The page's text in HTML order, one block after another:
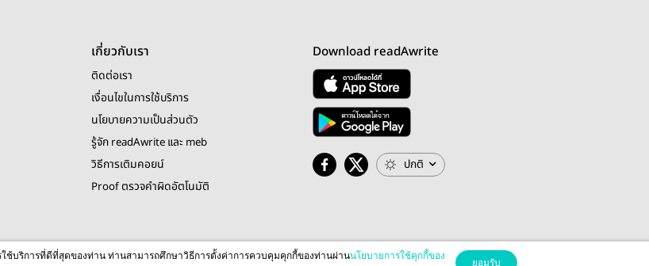
เกี่ยวกับเรา
ติดต่อเรา
เงื่อนไขในการใช้บริการ
นโยบายความเป็นส่วนตัว
รู้จัก readAwrite และ meb
วิธีการเติมคอยน์
Proof ตรวจคำผิดอัตโนมัติ
Download readAwrite
ปกติ
by MEB Corporation Public Company Limited
site is protected by reCAPTCHA and the Google
ช้บริการที่ดีที่สุดของท่าน ท่านสามารถศึกษาวิธีการตั้งค่าการควบคุมคุกกี้ของท่านผ่านนโยบายการใช้คุกกี้ของ
ยอมรับ